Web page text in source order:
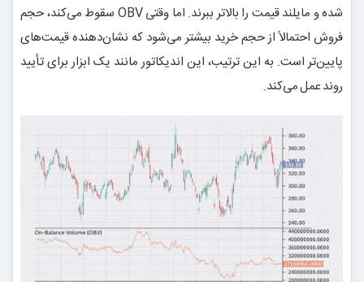
شده و مایلند قیمت را بالاتر ببرند. اما وقتی OBV سقوط می‌کند، حجم
فروش احتمالاً از حجم خرید بیشتر می‌شود که نشان‌دهنده قیمت‌های
پایین‌تر است. به این ترتیب، این اندیکاتور مانند یک ابزار برای تأیید
روند عمل می‌کند.